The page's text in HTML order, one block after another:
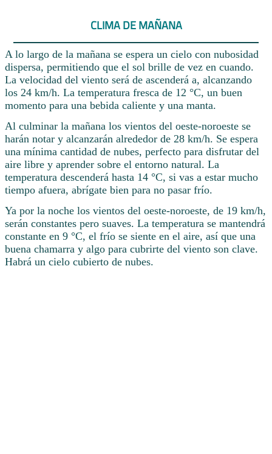
CLIMA DE MAÑANA
A lo largo de la mañana se espera un cielo con nubosidad
dispersa, permitiendo que el sol brille de vez en cuando.
La velocidad del viento será de ascenderá a, alcanzando
los 24 km/h. La temperatura fresca de 12 °C, un buen
momento para una bebida caliente y una manta.
Al culminar la mañana los vientos del oeste-noroeste se
harán notar y alcanzarán alrededor de 28 km/h. Se espera
una mínima cantidad de nubes, perfecto para disfrutar del
aire libre y aprender sobre el entorno natural. La
temperatura descenderá hasta 14 °C, si vas a estar mucho
tiempo afuera, abrígate bien para no pasar frío.
Ya por la noche los vientos del oeste-noroeste, de 19 km/h,
serán constantes pero suaves. La temperatura se mantendrá
constante en 9 °C, el frío se siente en el aire, así que una
buena chamarra y algo para cubrirte del viento son clave.
Habrá un cielo cubierto de nubes.